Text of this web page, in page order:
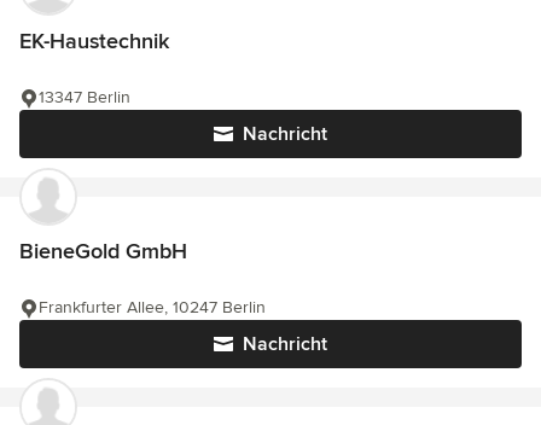
EK-Haustechnik
Nachricht
13347 Berlin
BieneGold GmbH
Nachricht
Frankfurter Allee, 10247 Berlin